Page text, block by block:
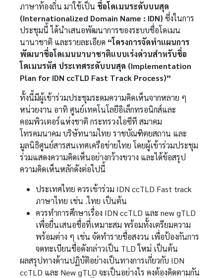
ภาษาท้องถิ่น มาใช้เป็น ชื่อโดเมนระดับบนสุด
(Internationalized Domain Name : IDN) ซึ่งในการ
ประชุมนี้ ได้นำเสนอพัฒนาการของระบบชื่อโดเมน
นานาชาติ และรายละเอียด “โครงการจัดทำแผนการ
พัฒนาชื่อโดเมนนานาชาติแบบเร่งด่วนสำหรับชื่อ
โดเมนรหัส ประเทศระดับบนสุด (Implementation
Plan for IDN ccTLD Fast Track Process)”
ทั้งนี้มีผู้เข้าร่วมประชุมระดมความคิดเห็นจากหลาย ๆ
หน่วยงาน อาทิ ศูนย์เทคโนโลยีอิเล็กทรอนิกส์และ
คอมพิวเตอร์แห่งชาติ กระทรวงไอซีที สมาคม
โทรคมนาคม บริษัทนามไทย ราชบัณฑิตยสถาน และ
มูลนิธิศูนย์สารสนเทศเครือข่ายไทย โดยผู้เข้าร่วมประชุม
ร่วมแสดงความคิดเห็นอย่างกว้างขวาง และได้ข้อสรุป
ความคิดเห็นหลักดังต่อไปนี้
ประเทศไทย ควรเข้าร่วม IDN ccTLD Fast track
ภาษาไทย เช่น .ไทย เป็นต้น
ควรทำการศึกษาเรื่อง IDN ccTLD และ new gTLD
เพื่อยื่นเสนอชื่อที่เหมาะสม พร้อมทั้งเตรียมความ
พร้อมต่าง ๆ เช่น จัดทำรายชื่อสงวน เพื่อป้องกันการ
จดทะเบียนชื่อดังกล่าวเป็น TLD ใหม่ เป็นต้น
ผลสรุปทางด้านปฏิบัติอย่างเป็นทางการเกี่ยวกับ IDN
ccTLD และ New gTLD จะเป็นอย่างไร คงต้องคิดตามกัน